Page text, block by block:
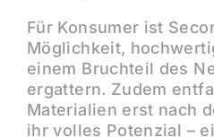
Für Konsumer ist
Möglichkeit,
einem Bruchteil des
ergattern. Zudem
Materialien erst nach
ihr volles Potenzial –